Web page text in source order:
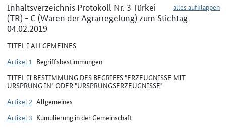
alles aufklappen
Inhaltsverzeichnis Protokoll Nr. 3 Türkei
(TR) - C (Waren der Agrarregelung) zum Stichtag
04.02.2019
TITEL I ALLGEMEINES
Artikel 1 Begriffsbestimmungen
TITEL II BESTIMMUNG DES BEGRIFFS "ERZEUGNISSE MIT
URSPRUNG IN" ODER "URSPRUNGSERZEUGNISSE"
Artikel 2 Allgemeines
Artikel 3 Kumulierung in der Gemeinschaft